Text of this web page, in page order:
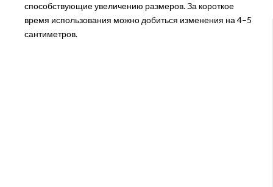
способствующие увеличению размеров. За короткое
время использования можно добиться изменения на 4–5
сантиметров.